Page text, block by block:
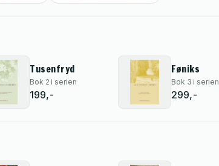
Tusenfryd
Bok 2 i serien
199,-
Føniks
Bok 3 i serien
299,-